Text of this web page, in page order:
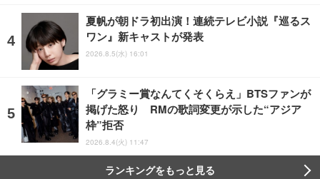
夏帆が朝ドラ初出演！連続テレビ小説『巡るス
ワン』新キャストが発表
2026.8.5(水) 16:01
「グラミー賞なんてくそくらえ」BTSファンが
掲げた怒り RMの歌詞変更が示した“アジア
枠”拒否
2026.8.4(火) 11:47
ランキングをもっと見る